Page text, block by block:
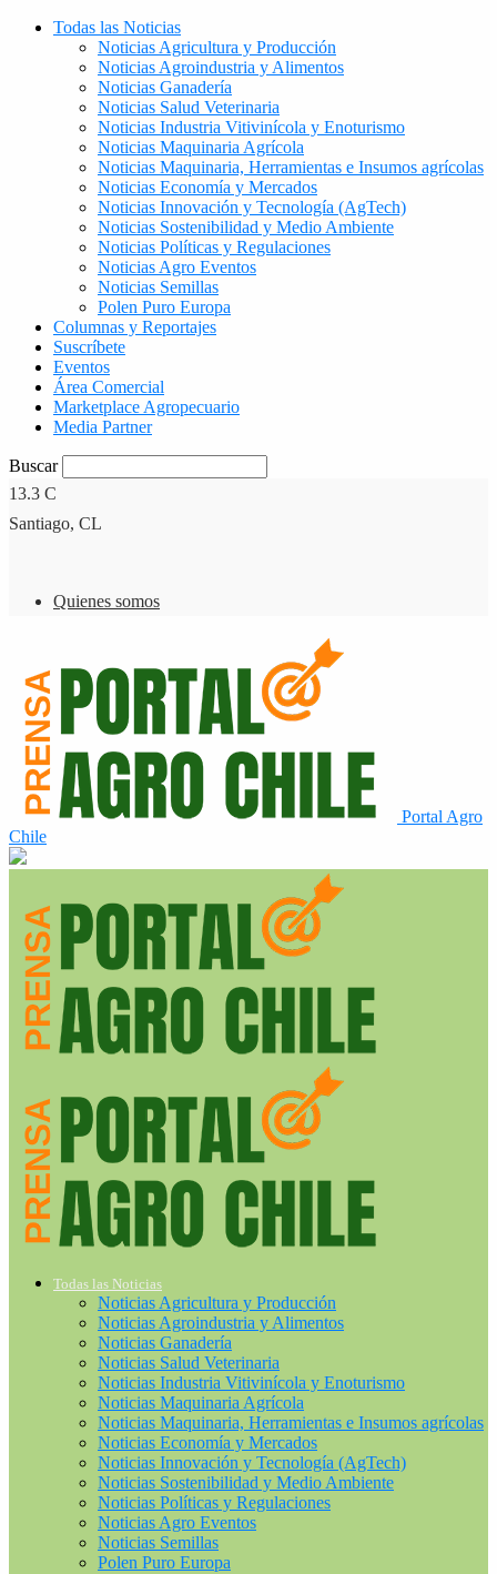
Todas las Noticias
Noticias Agricultura y Producción
Noticias Agroindustria y Alimentos
Noticias Ganadería
Noticias Salud Veterinaria
Noticias Industria Vitivinícola y Enoturismo
Noticias Maquinaria Agrícola
Noticias Maquinaria, Herramientas e Insumos agrícolas
Noticias Economía y Mercados
Noticias Innovación y Tecnología (AgTech)
Noticias Sostenibilidad y Medio Ambiente
Noticias Políticas y Regulaciones
Noticias Agro Eventos
Noticias Semillas
Polen Puro Europa
Columnas y Reportajes
Suscríbete
Eventos
Área Comercial
Marketplace Agropecuario
Media Partner
Buscar
13.3 C
Santiago, CL
Quienes somos
Portal Agro
Chile
Todas las Noticias
Noticias Agricultura y Producción
Noticias Agroindustria y Alimentos
Noticias Ganadería
Noticias Salud Veterinaria
Noticias Industria Vitivinícola y Enoturismo
Noticias Maquinaria Agrícola
Noticias Maquinaria, Herramientas e Insumos agrícolas
Noticias Economía y Mercados
Noticias Innovación y Tecnología (AgTech)
Noticias Sostenibilidad y Medio Ambiente
Noticias Políticas y Regulaciones
Noticias Agro Eventos
Noticias Semillas
Polen Puro Europa